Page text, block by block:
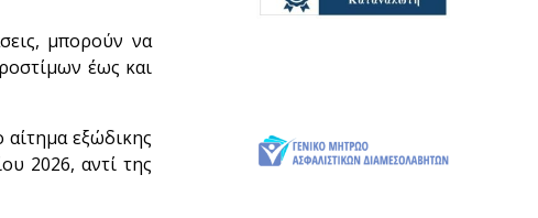
μπορούν να
έως και
εξώδικης
2026, αντί της